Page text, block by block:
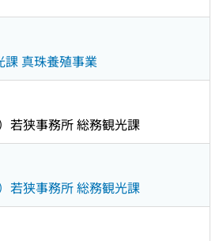
真珠養殖事業
若狭事務所 総務観光課
若狭事務所 総務観光課